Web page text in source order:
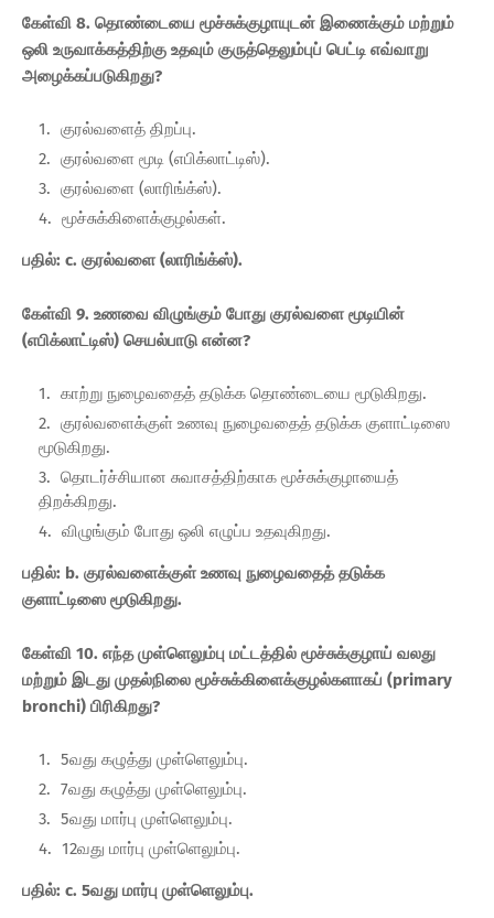
கேள்வி 8. தொண்டையை மூச்சுக்குழாயுடன் இணைக்கும் மற்றும்
ஒலி உருவாக்கத்திற்கு உதவும் குருத்தெலும்புப் பெட்டி எவ்வாறு
அழைக்கப்படுகிறது?
குரல்வளைத் திறப்பு.
குரல்வளை மூடி (எபிக்லாட்டிஸ்).
குரல்வளை (லாரிங்க்ஸ்).
மூச்சுக்கிளைக்குழல்கள்.
பதில்: c. குரல்வளை (லாரிங்க்ஸ்).
கேள்வி 9. உணவை விழுங்கும் போது குரல்வளை மூடியின்
(எபிக்லாட்டிஸ்) செயல்பாடு என்ன?
காற்று நுழைவதைத் தடுக்க தொண்டையை மூடுகிறது.
குரல்வளைக்குள் உணவு நுழைவதைத் தடுக்க குளாட்டிஸை
மூடுகிறது.
தொடர்ச்சியான சுவாசத்திற்காக மூச்சுக்குழாயைத்
திறக்கிறது.
விழுங்கும் போது ஒலி எழுப்ப உதவுகிறது.
பதில்: b. குரல்வளைக்குள் உணவு நுழைவதைத் தடுக்க
குளாட்டிஸை மூடுகிறது.
கேள்வி 10. எந்த முள்ளெலும்பு மட்டத்தில் மூச்சுக்குழாய் வலது
மற்றும் இடது முதல்நிலை மூச்சுக்கிளைக்குழல்களாகப் (primary
bronchi) பிரிகிறது?
5வது கழுத்து முள்ளெலும்பு.
7வது கழுத்து முள்ளெலும்பு.
5வது மார்பு முள்ளெலும்பு.
12வது மார்பு முள்ளெலும்பு.
பதில்: c. 5வது மார்பு முள்ளெலும்பு.